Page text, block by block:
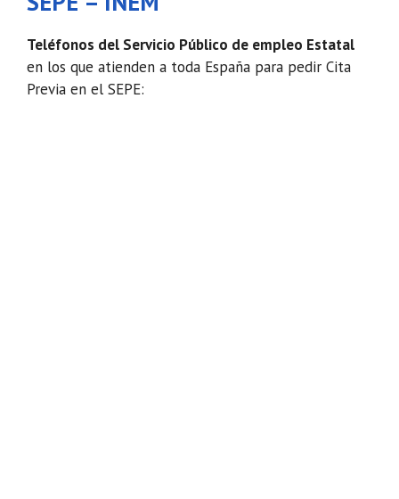
Teléfonos del Servicio Público de empleo Estatal
en los que atienden a toda España para pedir Cita
Previa en el SEPE: